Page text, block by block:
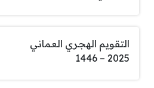
التقويم الهجري العماني
2025 – 1446